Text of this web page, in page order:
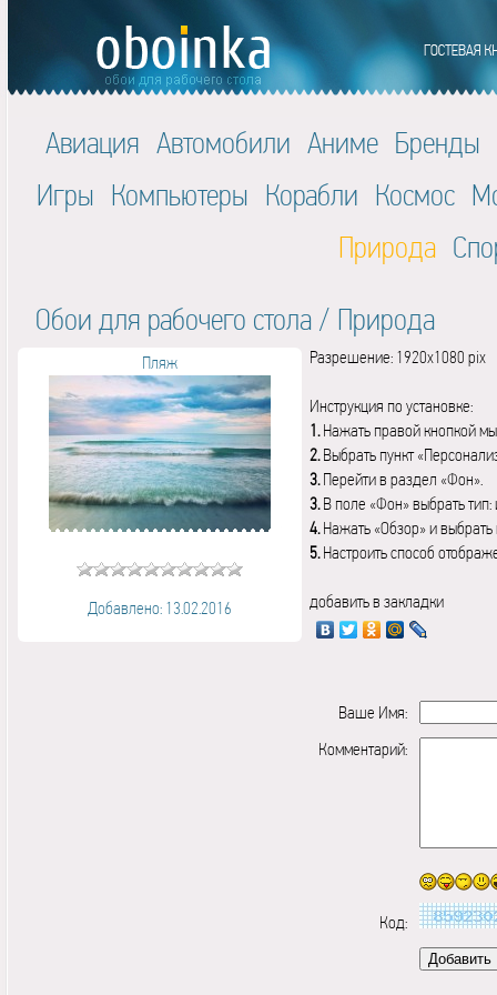
Авиация Автомобили Аниме Бренды
Игры Компьютеры Корабли Космос
Природа
Обои для рабочего стола / Природа
Пляж
Добавлено: 13.02.2016
Разрешение: 1920x1080 pix
Инструкция по установке:
1.Нажать правой кнопкой
2.Выбрать пункт
3.Перейти в раздел «Фон».
3.В поле «Фон» выбрать
4.Нажать «Обзор» и выбрать
5.Настроить способ
добавить в закладки
Ваше Имя:
Комментарий:
Код: